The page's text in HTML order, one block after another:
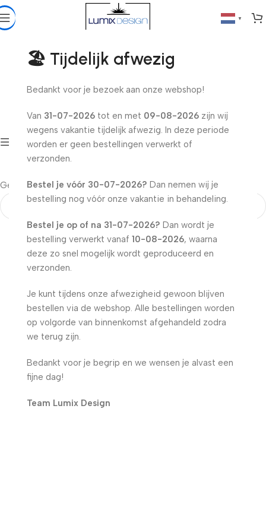
🏖️ Tijdelijk afwezig
Bedankt voor je bezoek aan onze webshop!
Van 31-07-2026 tot en met 09-08-2026 zijn wij
wegens vakantie tijdelijk afwezig. In deze periode
worden er geen bestellingen verwerkt of
verzonden.
Bestel je vóór 30-07-2026? Dan nemen wij je
bestelling nog vóór onze vakantie in behandeling.
Bestel je op of na 31-07-2026? Dan wordt je
bestelling verwerkt vanaf 10-08-2026, waarna
deze zo snel mogelijk wordt geproduceerd en
verzonden.
Je kunt tijdens onze afwezigheid gewoon blijven
bestellen via de webshop. Alle bestellingen worden
op volgorde van binnenkomst afgehandeld zodra
we terug zijn.
Bedankt voor je begrip en we wensen je alvast een
fijne dag!
Team Lumix Design
▼
Show sidebar
Geen producten gevonden die aan je selectie voldoen.